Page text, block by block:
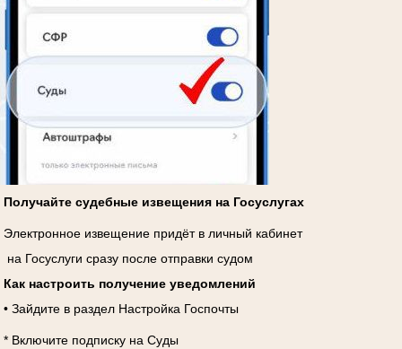
Получайте судебные извещения на Госуслугах
Электронное извещение придёт в личный кабинет
на Госуслуги сразу после отправки судом
Как настроить получение уведомлений
• Зайдите в раздел Настройка Госпочты
* Включите подписку на Суды